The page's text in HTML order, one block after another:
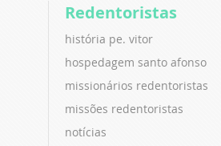
Redentoristas
história pe. vitor
hospedagem santo afonso
missionários redentoristas
missões redentoristas
notícias